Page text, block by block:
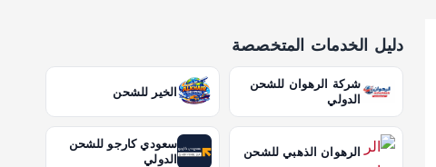
دليل الخدمات المتخصصة
شركة الرهوان للشحن
الدولي
الخير للشحن
الرهوان الذهبي للشحن
سعودي كارجو للشحن
الدولي